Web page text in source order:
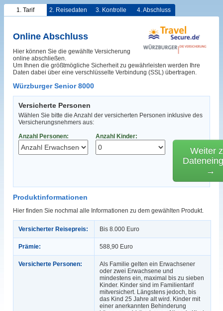
1. Tarif 2. Reisedaten 3. Kontrolle 4. Abschluss
Online Abschluss
Hier können Sie die gewählte Versicherung
online abschließen.
Um Ihnen die größtmögliche Sicherheit zu gewährleisten werden Ihre
Daten dabei über eine verschlüsselte Verbindung (SSL) übertragen.
Würzburger Senior 8000
Versicherte Personen
Wählen Sie bitte die Anzahl der versicherten Personen inklusive des
Versicherungsnehmers aus:
Anzahl Personen:
Anzahl Kinder:
Weiter
→
Produktinformationen
Hier finden Sie nochmal alle Informationen zu dem gewählten Produkt.
Versicherter Reisepreis: Bis 8.000 Euro
Prämie: 588,90 Euro
Versicherte Personen:
Als Familie gelten ein Erwachsener
oder zwei Erwachsene und
mindestens ein, maximal bis zu sieben
Kinder. Kinder sind im Familientarif
mitversichert. Längstens jedoch, bis
das Kind 25 Jahre alt wird. Kinder mit
einer anerkannten Behinderung